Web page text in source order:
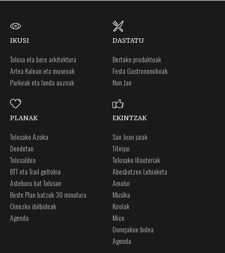
IKUSI
Tolosa eta bere arkitektura
Artea Kalean eta museoak
Parkeak eta landa auzoak
DASTATU
Bertako produktuak
Festa Gastronomikoak
Non Jan
PLANAK
Tolosako Azoka
Dendetan
Tolosaldea
BTT eta Trail geltokia
Asteburu bat Tolosan
Beste Plan batzuk 30 minutura
Oinezko ibilbideak
Agenda
EKINTZAK
San Juan jaiak
Titirijai
Tolosako Iñauteriak
Abesbatzen Lehiaketa
Amalur
Musika
Kirolak
Mice
Donejakue bidea
Agenda